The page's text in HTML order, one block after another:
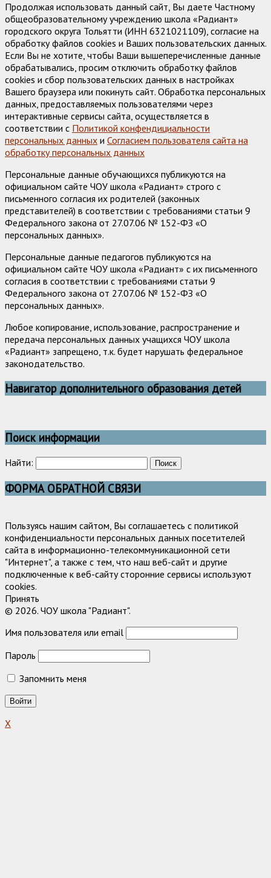
Продолжая использовать данный сайт, Вы даете Частному
общеобразовательному учреждению школа «Радиант»
городского округа Тольятти (ИНН 6321021109), согласие на
обработку файлов cookies и Ваших пользовательских данных.
Если Вы не хотите, чтобы Ваши вышеперечисленные данные
обрабатывались, просим отключить обработку файлов
cookies и сбор пользовательских данных в настройках
Вашего браузера или покинуть сайт. Обработка персональных
данных, предоставляемых пользователями через
интерактивные сервисы сайта, осуществляется в
соответствии с Политикой конфендициальности
персональных данных и Согласием пользователя сайта на
обработку персональных данных
Персональные данные обучающихся публикуются на
официальном сайте ЧОУ школа «Радиант» строго с
письменного согласия их родителей (законных
представителей) в соответствии с требованиями статьи 9
Федерального закона от 27.07.06 № 152-ФЗ «О
персональных данных».
Персональные данные педагогов публикуются на
официальном сайте ЧОУ школа «Радиант» с их письменного
согласия в соответствии с требованиями статьи 9
Федерального закона от 27.07.06 № 152-ФЗ «О
персональных данных».
Любое копирование, использование, распространение и
передача персональных данных учащихся ЧОУ школа
«Радиант» запрещено, т.к. будет нарушать федеральное
законодательство.
Навигатор дополнительного образования детей
Поиск информации
Найти:
ФОРМА ОБРАТНОЙ СВЯЗИ
Пользуясь нашим сайтом, Вы соглашаетесь с политикой
конфиденциальности персональных данных посетителей
сайта в информационно-телекоммуникационной сети
"Интернет", а также с тем, что наш веб-сайт и другие
подключенные к веб-сайту сторонние сервисы используют
cookies.
Принять
© 2026. ЧОУ школа "Радиант".
Имя пользователя или email
Пароль
Запомнить меня
X